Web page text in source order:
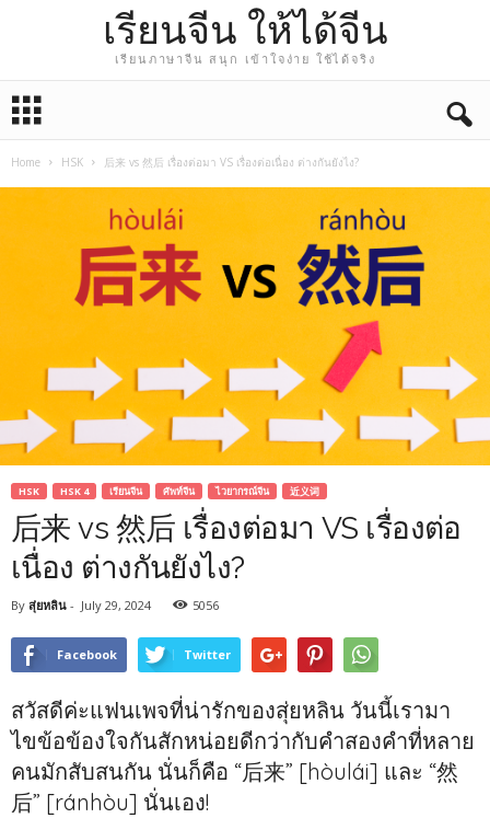
เรียนจีน ให้ได้จีน
เรียนภาษาจีน สนุก เข้าใจง่าย ใช้ได้จริง
Home HSK 后来 vs 然后 เรื่องต่อมา VS เรื่องต่อเนื่อง ต่างกันยังไง?
HSK HSK 4 เรียนจีน ศัพท์จีน ไวยากรณ์จีน 近义词
后来 vs 然后 เรื่องต่อมา VS เรื่องต่อ
เนื่อง ต่างกันยังไง?
By สุ่ยหลิน - July 29, 2024 5056
Facebook Twitter
สวัสดีค่ะแฟนเพจที่น่ารักของสุ่ยหลิน วันนี้เรามา
ไขข้อข้องใจกันสักหน่อยดีกว่ากับคำสองคำที่หลาย
คนมักสับสนกัน นั่นก็คือ “后来” [hòulái] และ “然
后” [ránhòu] นั่นเอง!